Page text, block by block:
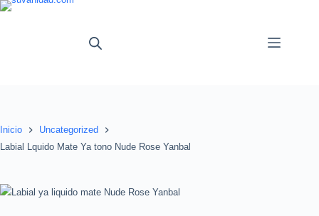
Saltar
Inicio
Uncategorized
Labial Lquido Mate Ya tono Nude Rose Yanbal